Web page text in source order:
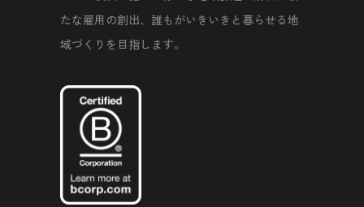
たな雇用の創出、誰もがいきいきと暮らせる地
域づくりを目指します。